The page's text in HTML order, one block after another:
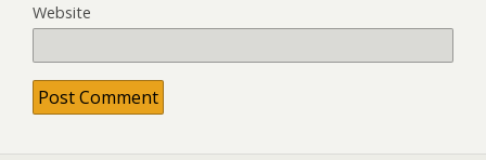
Website